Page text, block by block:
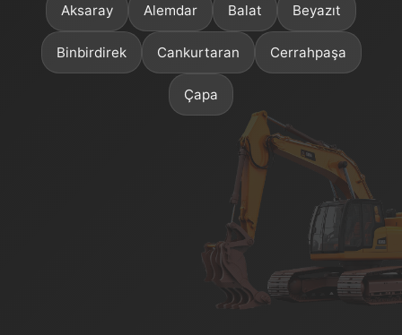
Aksaray Alemdar Balat Beyazıt
Binbirdirek Cankurtaran Cerrahpaşa
Çapa